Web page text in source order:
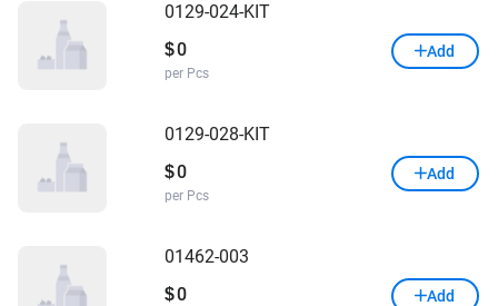
0129-024-KIT
$0
per Pcs
Add
0129-028-KIT
$0
per Pcs
Add
01462-003
$0 Add